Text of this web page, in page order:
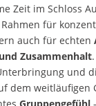
Zeit im Schloss
für
auch für echten
Zusammenhalt
und
dem weitläufigen
Gruppengefühl